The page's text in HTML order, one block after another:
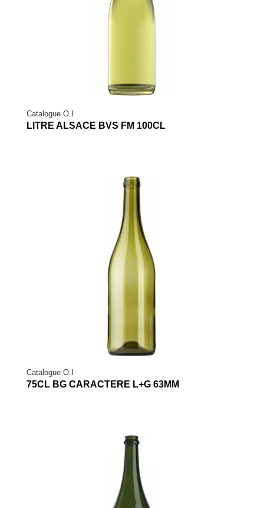
Catalogue O.I
LITRE ALSACE BVS FM 100CL
Catalogue O.I
75CL BG CARACTERE L+G 63MM